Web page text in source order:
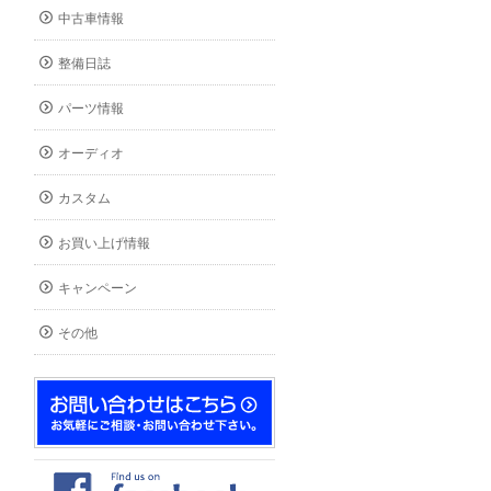
中古車情報
整備日誌
パーツ情報
オーディオ
カスタム
お買い上げ情報
キャンペーン
その他